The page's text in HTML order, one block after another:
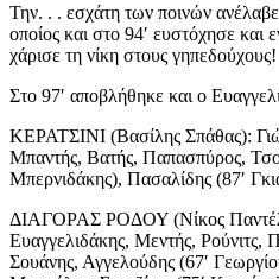
Την. . . εσχάτη των ποινών
οποίος και στο 94′ ευστόχησε
χάρισε τη νίκη στους γηπεδούχους!
Στο 97′ αποβλήθηκε και ο
ΚΕΡΑΤΣΙΝΙ (Βασίλης Σπάθας):
Μπαντής, Βατής, Παπασπύρος,
Μπερνιδάκης), Πασαλίδης (87′
ΔΙΑΓΟΡΑΣ ΡΟΔΟΥ (Νίκος
Ευαγγελιδάκης, Μεντής, Ρούνιτς,
Σουάνης, Αγγελούδης (67′